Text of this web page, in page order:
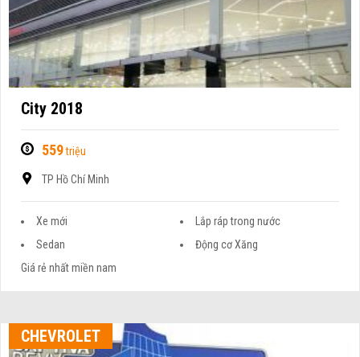
City 2018
559triệu
TP Hồ Chí Minh
Xe mới
Lắp ráp trong nước
Sedan
Động cơ Xăng
Giá rẻ nhất miền nam
CHEVROLET